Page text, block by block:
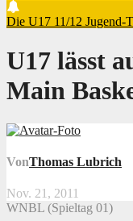
Die U17 11/12 Jugend-
U17 lässt
Main
VonThomas Lubrich
Nov. 21, 2011
WNBL (Spieltag 01)